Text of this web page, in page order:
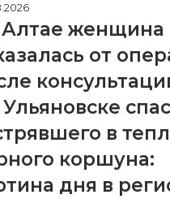
женщина
от
Ульяновске
в
коршуна:
дня в